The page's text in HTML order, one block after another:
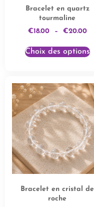
Bracelet en quartz
tourmaline
€18.00 – €20.00
Choix des options
Bracelet en cristal de
roche